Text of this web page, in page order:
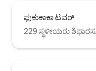
ಫುಕುಕಾಕಾ ಟವರ್
229 ಸ್ಥಳೀಯರು